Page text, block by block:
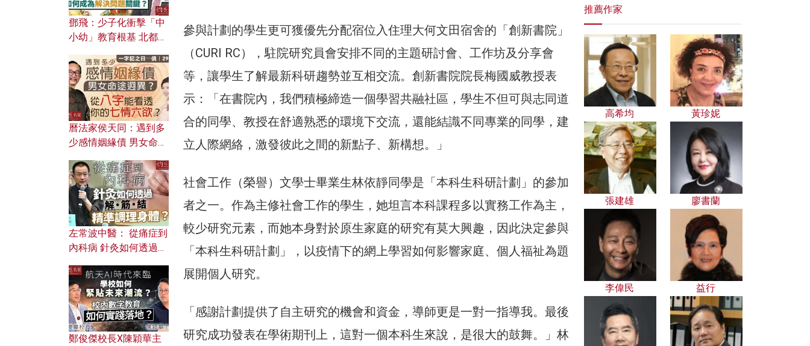
參與計劃的學生更可獲優先分配宿位入住理大何文田宿舍的「創新書院」
（CURI RC），駐院研究員會安排不同的主題研討會、工作坊及分享會
等，讓學生了解最新科研趨勢並互相交流。創新書院院長梅國威教授表
示：「在書院內，我們積極締造一個學習共融社區，學生不但可與志同道
合的同學、教授在舒適熟悉的環境下交流，還能結識不同專業的同學，建
立人際網絡，激發彼此之間的新點子、新構想。」
社會工作（榮譽）文學士畢業生林依靜同學是「本科生科研計劃」的參加
者之一。作為主修社會工作的學生，她坦言本科課程多以實務工作為主，
較少研究元素，而她本身對於原生家庭的研究有莫大興趣，因此決定參與
「本科生科研計劃」，以疫情下的網上學習如何影響家庭、個人福祉為題
展開個人研究。
「感謝計劃提供了自主研究的機會和資金，導師更是一對一指導我。最後
研究成功發表在學術期刊上，這對一個本科生來說，是很大的鼓舞。」林
鄧飛：少子化衝擊「中
小幼」教育根基 北都如
曆法家侯天同：遇到多
少感情姻緣債 男女命途
的七情六欲？
左常波中醫： 從痛症到
內科病 針灸如何透過解
鄭俊傑校長X陳穎華主
推薦作家
高希均 黃珍妮
張建雄 廖書蘭
李偉民 益行